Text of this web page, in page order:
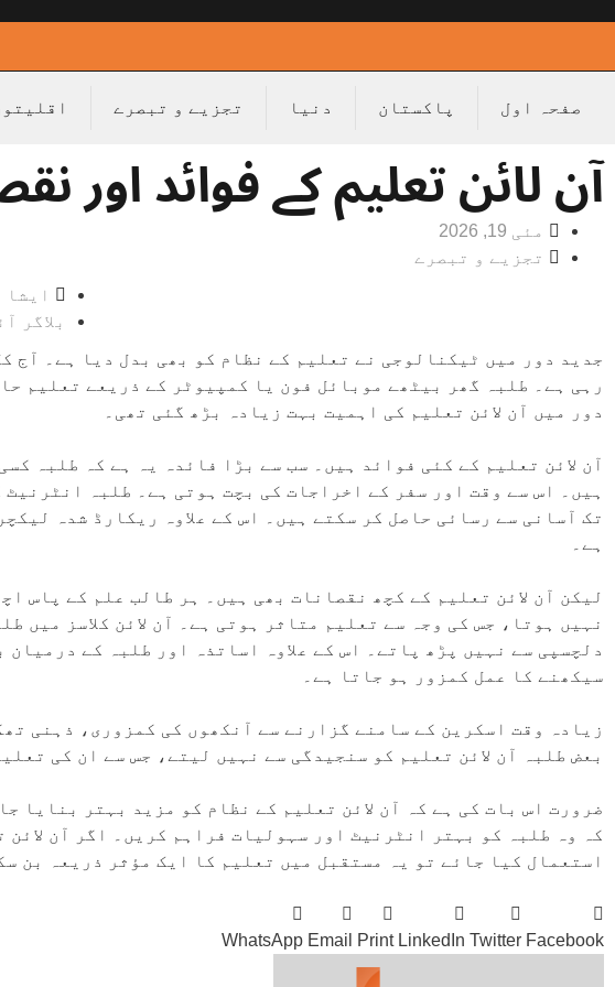
صفحہ اول پاکستان دنیا تجزیے و تبصرے
آن لائن تعلیم کے فوائد اور
مئی 19, 2026
تجزیے و تبصرے
ایشا
بلاگر
جدید دور میں ٹیکنالوجی نے تعلیم کے نظام کو بھی بدل دیا ہے۔ آج
رہی ہے۔ طلبہ گھر بیٹھے موبائل فون یا کمپیوٹر کے ذریعے تعلیم
دور میں آن لائن تعلیم کی اہمیت بہت زیادہ بڑھ گئی تھی۔
آن لائن تعلیم کے کئی فوائد ہیں۔ سب سے بڑا فائدہ یہ ہے کہ طلبہ
ہیں۔ اس سے وقت اور سفر کے اخراجات کی بچت ہوتی ہے۔ طلبہ
تک آسانی سے رسائی حاصل کر سکتے ہیں۔ اس کے علاوہ ریکارڈ شدہ
ہے۔
لیکن آن لائن تعلیم کے کچھ نقصانات بھی ہیں۔ ہر طالب علم کے پاس
نہیں ہوتا، جس کی وجہ سے تعلیم متاثر ہوتی ہے۔ آن لائن کلاسز میں
دلچسپی سے نہیں پڑھ پاتے۔ اس کے علاوہ اساتذہ اور طلبہ کے
سیکھنے کا عمل کمزور ہو جاتا ہے۔
زیادہ وقت اسکرین کے سامنے گزارنے سے آنکھوں کی کمزوری، ذہنی
بعض طلبہ آن لائن تعلیم کو سنجیدگی سے نہیں لیتے، جس سے ان کی
ضرورت اس بات کی ہے کہ آن لائن تعلیم کے نظام کو مزید بہتر بنایا
کہ وہ طلبہ کو بہتر انٹرنیٹ اور سہولیات فراہم کریں۔ اگر آن
استعمال کیا جائے تو یہ مستقبل میں تعلیم کا ایک مؤثر ذریعہ بن
Facebook
Twitter
LinkedIn
Print
Email
WhatsApp